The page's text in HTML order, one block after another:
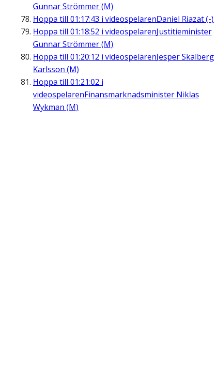
Gunnar Strömmer (M)
Hoppa till 01:17:43 i videospelarenDaniel Riazat (-)
Hoppa till 01:18:52 i videospelarenJustitieminister
Gunnar Strömmer (M)
Hoppa till 01:20:12 i videospelarenJesper Skalberg
Karlsson (M)
Hoppa till 01:21:02 i
videospelarenFinansmarknadsminister Niklas
Wykman (M)